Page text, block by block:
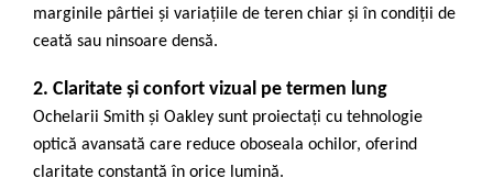
marginile pârtiei și variațiile de teren chiar și în condiții de
ceată sau ninsoare densă.
2. Claritate și confort vizual pe termen lung
Ochelarii Smith și Oakley sunt proiectați cu tehnologie
optică avansată care reduce oboseala ochilor, oferind
claritate constantă în orice lumină.